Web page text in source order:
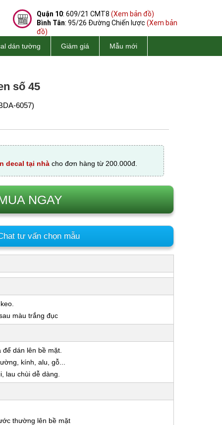
Quận 10: 609/21 CMT8 (Xem bản đồ)
Bình Tân: 95/26 Đường Chiến lược (Xem bản
đồ)
dán tường Giảm giá Mẫu mới
số 45
6057)
decal tại nhà cho đơn hàng từ 200.000đ.
NGAY
tư vấn chọn mẫu
màu trắng đục
dán lên bề mặt.
kính, alu, gỗ...
lau chùi dễ dàng.
thường lên bề mặt